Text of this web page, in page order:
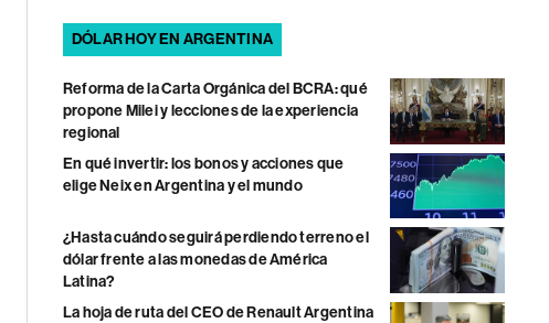
DÓLAR HOY EN ARGENTINA
Reforma de la Carta Orgánica del BCRA: qué
propone Milei y lecciones de la experiencia
regional
En qué invertir: los bonos y acciones que
elige Neix en Argentina y el mundo
¿Hasta cuándo seguirá perdiendo terreno el
dólar frente a las monedas de América
Latina?
La hoja de ruta del CEO de Renault Argentina